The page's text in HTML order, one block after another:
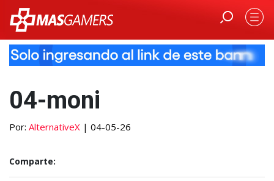
04-moni
Por: AlternativeX | 04-05-26
Comparte: